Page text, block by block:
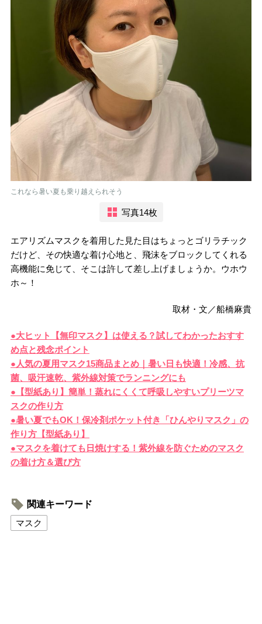
これなら暑い夏も乗り越えられそう
写真14枚
エアリズムマスクを着用した見た目はちょっとゴリラチック
だけど、その快適な着け心地と、飛沫をブロックしてくれる
高機能に免じて、そこは許して差し上げましょうか。ウホウ
ホ～！
取材・文／船橋麻貴
●大ヒット【無印マスク】は使える？試してわかったおすす
め点と残念ポイント
●人気の夏用マスク15商品まとめ｜暑い日も快適！冷感、抗
菌、吸汗速乾、紫外線対策でランニングにも
●【型紙あり】簡単！蒸れにくくて呼吸しやすいプリーツマ
スクの作り方
●暑い夏でもOK！保冷剤ポケット付き「ひんやりマスク」の
作り方【型紙あり】
●マスクを着けても日焼けする！紫外線を防ぐためのマスク
の着け方＆選び方
関連キーワード
マスク